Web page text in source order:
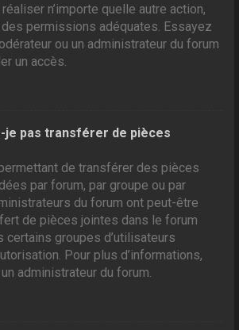
n’importe quelle autre action,
permissions adéquates. Essayez
ou un administrateur du forum
un accès.
je pas transférer de pièces
de transférer des pièces
par forum, par groupe ou par
du forum ont peut-être
de pièces jointes dans le forum
certains groupes d’utilisateurs
Pour plus d’informations,
administrateur du forum.